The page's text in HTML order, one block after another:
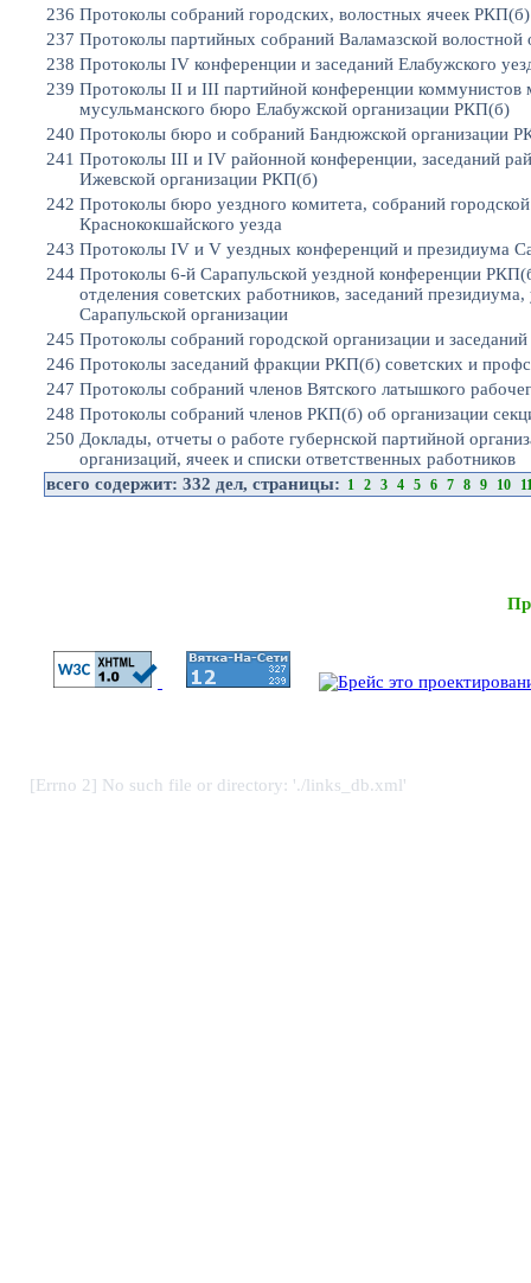
236 Протоколы собраний городских, волостных ячеек
237 Протоколы партийных собраний Валамазской волостной
238 Протоколы IV конференции и заседаний Елабужского
239 Протоколы II и III партийной конференции коммунистов
мусульманского бюро Елабужской организации РКП(б)
240 Протоколы бюро и собраний Бандюжской организации
241 Протоколы III и IV районной конференции, заседаний
Ижевской организации РКП(б)
242 Протоколы бюро уездного комитета, собраний
Краснококшайского уезда
243 Протоколы IV и V уездных конференций и президиума
244 Протоколы 6-й Сарапульской уездной конференции
отделения советских работников, заседаний
Сарапульской организации
245 Протоколы собраний городской организации и
246 Протоколы заседаний фракции РКП(б) советских и
247 Протоколы собраний членов Вятского латышкого
248 Протоколы собраний членов РКП(б) об организации
250 Доклады, отчеты о работе губернской партийной
организаций, ячеек и списки ответственных работников
всего содержит: 332 дел, страницы: 1 2 3 4 5 6 7 8 9 10
[Errno 2] No such file or directory: './links_db.xml'